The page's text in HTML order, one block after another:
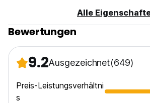
Der Empfang ist 24 Stunden geöffnet.
Alle Zimmer sind Nichtraucher (wir haben
language)
Alle
Bewertungen
9.2Ausgezeichnet(649)
Preis-Leistungsverhältni
s